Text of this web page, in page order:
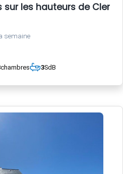
sur les hauteurs de
semaine
chambres 3SdB